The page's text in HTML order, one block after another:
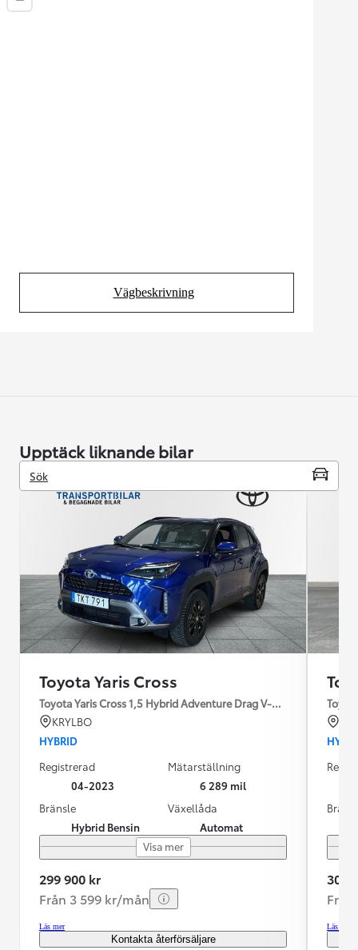
Vägbeskrivning
(Opens in new tab)
Upptäck liknande bilar
Sök
Toyota Yaris Cross
Toyota Yaris Cross 1,5 Hybrid Adventure Drag V-Hjul
KRYLBO
HYBRID
Registrerad
04-2023
Mätarställning
6 289 mil
Bränsle
Hybrid Bensin
Växellåda
Automat
Visa mer
299 900 kr
Från 3 599 kr/mån
Läs mer
Kontakta återförsäljare
309
Läs mer